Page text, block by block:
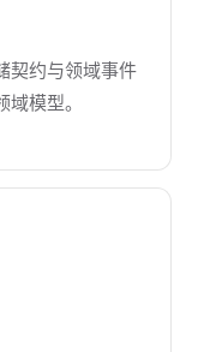
契约与领域事件
模型。